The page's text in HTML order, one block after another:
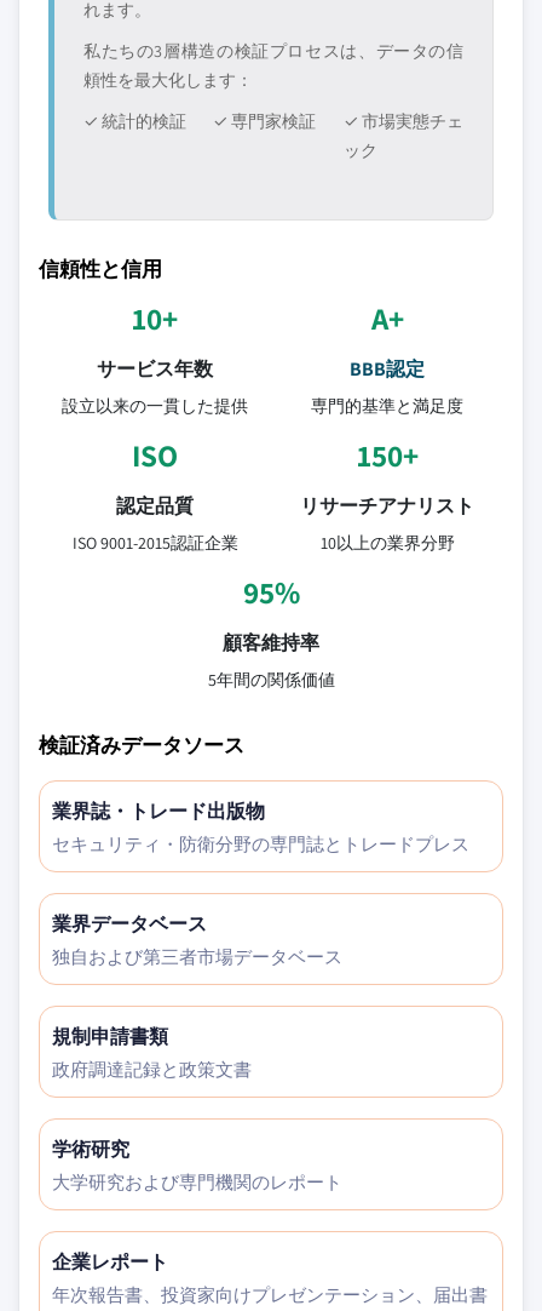
れます。
私たちの3層構造の検証プロセスは、データの信
頼性を最大化します：
✓ 統計的検証
✓ 専門家検証
✓ 市場実態チェ
ック
信頼性と信用
10+
サービス年数
設立以来の一貫した提供
A+
BBB認定
専門的基準と満足度
ISO
認定品質
ISO 9001-2015認証企業
150+
リサーチアナリスト
10以上の業界分野
95%
顧客維持率
5年間の関係価値
検証済みデータソース
業界誌・トレード出版物
セキュリティ・防衛分野の専門誌とトレードプレス
業界データベース
独自および第三者市場データベース
規制申請書類
政府調達記録と政策文書
学術研究
大学研究および専門機関のレポート
企業レポート
年次報告書、投資家向けプレゼンテーション、届出書